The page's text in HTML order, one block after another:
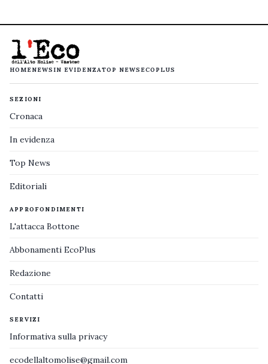
HOMENEWS IN EVIDENZATOP NEWS ECOPLUS
SEZIONI
Cronaca
In evidenza
Top News
Editoriali
APPROFONDIMENTI
L'attacca Bottone
Abbonamenti EcoPlus
Redazione
Contatti
SERVIZI
Informativa sulla privacy
ecodellaltomolise@gmail.com